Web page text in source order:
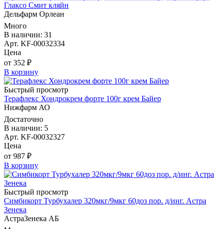
Глаксо Смит кляйн
Дельфарм Орлеан
Много
В наличии: 31
Арт. KF-00032334
Цена
от 352 ₽
В корзину
Быстрый просмотр
Терафлекс Хондрокрем форте 100г крем Байер
Нижфарм АО
Достаточно
В наличии: 5
Арт. KF-00032327
Цена
от 987 ₽
В корзину
Быстрый просмотр
Симбикорт Турбухалер 320мкг/9мкг 60доз пор. д/инг. Астра
Зенека
АстраЗенека АБ